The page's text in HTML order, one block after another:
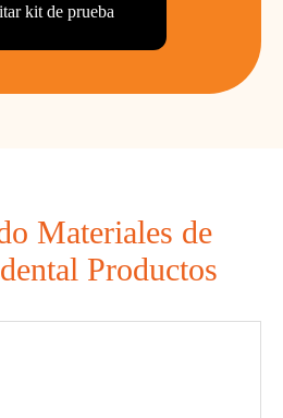
kit de prueba
Materiales de
Productos